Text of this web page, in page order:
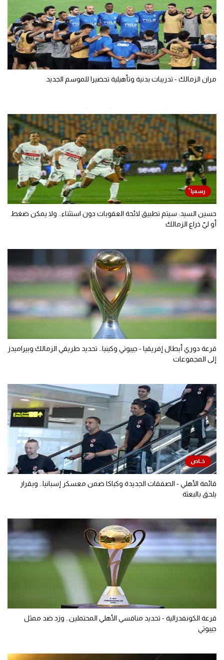
مران الزمالك - تدريبات بدنية وتأهيلية تحضيرا للموسم الجديد
حسين السيد: سيتم تطبيق لائحة العقوبات دون استثناء.. ولا يمكن ضغط
أو ليّ ذراع الزمالك
قرعة دوري أبطال إفريقيا - جيبوتي وكينيا.. تحديد طريقي الزمالك وبيراميدز
إلى المجموعات
قائمة الأهلي - الصفقات الجديدة وكباكا ضمن معسكر إسبانيا.. وبقرار
يلحق بالبعثة
قرعة الكونفدرالية - تحديد منافسي الأهلي المحتملين.. وزد ضد ممثل
جيبوتي